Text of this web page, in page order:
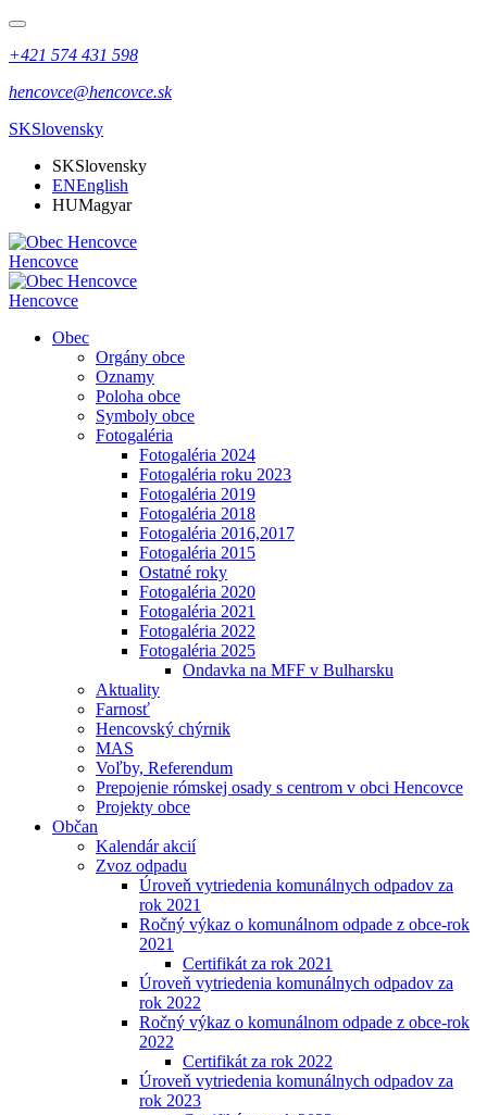
+421 574 431 598
hencovce@hencovce.sk
SKSlovensky
SKSlovensky
ENEnglish
HUMagyar
Hencovce
Hencovce
Obec
Orgány obce
Oznamy
Poloha obce
Symboly obce
Fotogaléria
Fotogaléria 2024
Fotogaléria roku 2023
Fotogaléria 2019
Fotogaléria 2018
Fotogaléria 2016,2017
Fotogaléria 2015
Ostatné roky
Fotogaléria 2020
Fotogaléria 2021
Fotogaléria 2022
Fotogaléria 2025
Ondavka na MFF v Bulharsku
Aktuality
Farnosť
Hencovský chýrnik
MAS
Voľby, Referendum
Prepojenie rómskej osady s centrom v obci Hencovce
Projekty obce
Občan
Kalendár akcií
Zvoz odpadu
Úroveň vytriedenia komunálnych odpadov za
rok 2021
Ročný výkaz o komunálnom odpade z obce-rok
2021
Certifikát za rok 2021
Úroveň vytriedenia komunálnych odpadov za
rok 2022
Ročný výkaz o komunálnom odpade z obce-rok
2022
Certifikát za rok 2022
Úroveň vytriedenia komunálnych odpadov za
rok 2023